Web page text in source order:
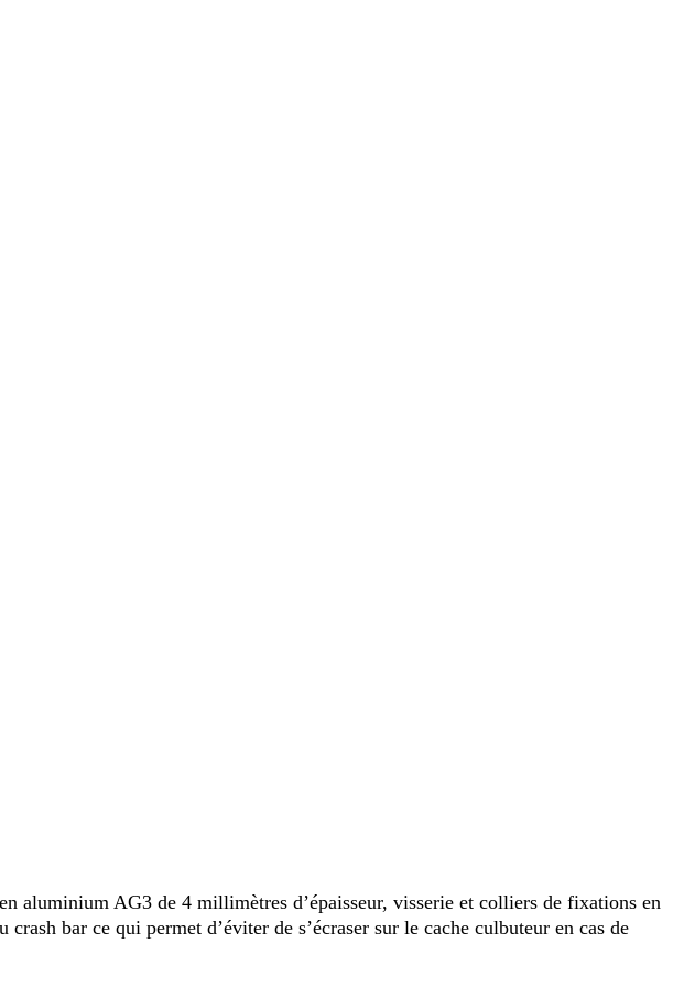
aluminium AG3 de 4 millimètres d’épaisseur, visserie et colliers de fixations en
bar ce qui permet d’éviter de s’écraser sur le cache culbuteur en cas de